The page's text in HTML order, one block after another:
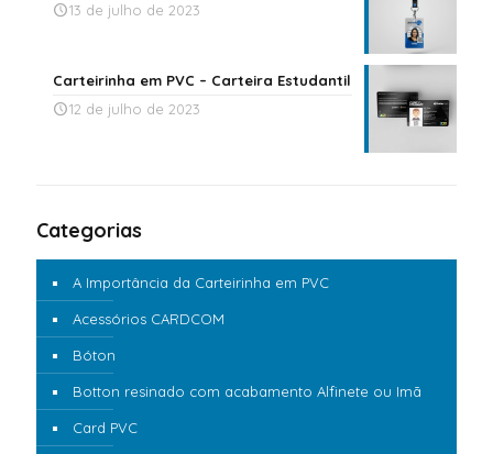
13 de julho de 2023
Carteirinha em PVC – Carteira Estudantil
12 de julho de 2023
Categorias
A Importância da Carteirinha em PVC
Acessórios CARDCOM
Bóton
Botton resinado com acabamento Alfinete ou Imã
Card PVC